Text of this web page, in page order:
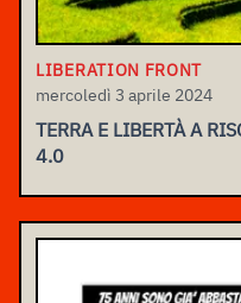
LIBERATION FRONT
mercoledì 3 aprile 2024
TERRA E LIBERTÀ A
4.0